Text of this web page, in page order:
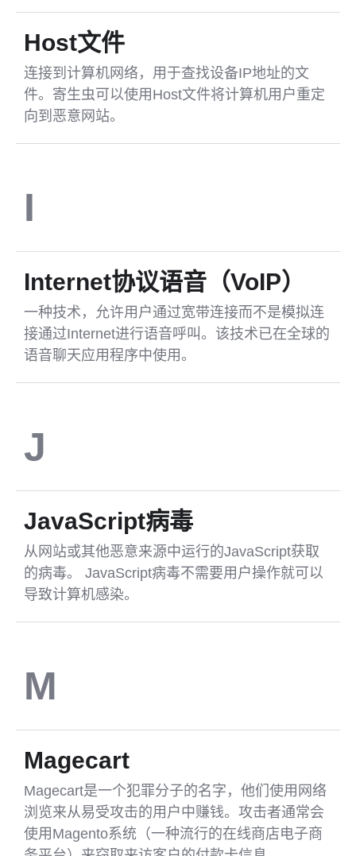
Host文件
连接到计算机网络，用于查找设备IP地址的文
件。寄生虫可以使用Host文件将计算机用户重定
向到恶意网站。
I
Internet协议语音（VoIP）
一种技术，允许用户通过宽带连接而不是模拟连
接通过Internet进行语音呼叫。该技术已在全球的
语音聊天应用程序中使用。
J
JavaScript病毒
从网站或其他恶意来源中运行的JavaScript获取
的病毒。 JavaScript病毒不需要用户操作就可以
导致计算机感染。
M
Magecart
Magecart是一个犯罪分子的名字，他们使用网络
浏览来从易受攻击的用户中赚钱。攻击者通常会
使用Magento系统（一种流行的在线商店电子商